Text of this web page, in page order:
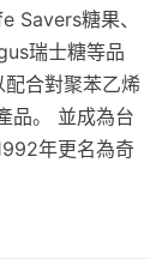
Savers糖果、
瑞士糖等品
合對聚苯乙烯
品。 並成為台
年更名為奇